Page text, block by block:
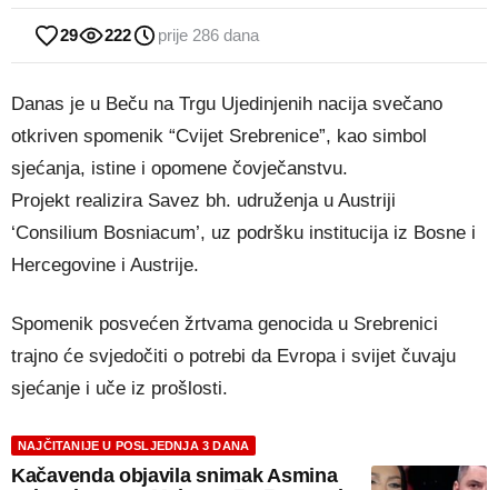
29 222 prije 286 dana
Danas je u Beču na Trgu Ujedinjenih nacija svečano
otkriven spomenik “Cvijet Srebrenice”, kao simbol
sjećanja, istine i opomene čovječanstvu.
Projekt realizira Savez bh. udruženja u Austriji
‘Consilium Bosniacum’, uz podršku institucija iz Bosne i
Hercegovine i Austrije.
Spomenik posvećen žrtvama genocida u Srebrenici
trajno će svjedočiti o potrebi da Evropa i svijet čuvaju
sjećanje i uče iz prošlosti.
NAJČITANIJE U POSLJEDNJA 3 DANA
Kačavenda objavila snimak Asmina